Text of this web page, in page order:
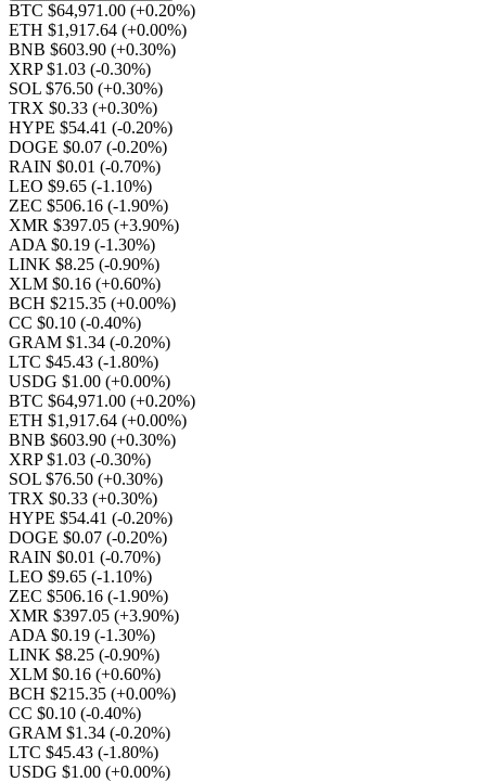
BTC $64,971.00 (+0.20%)
ETH $1,917.64 (+0.00%)
BNB $603.90 (+0.30%)
XRP $1.03 (-0.30%)
SOL $76.50 (+0.30%)
TRX $0.33 (+0.30%)
HYPE $54.41 (-0.20%)
DOGE $0.07 (-0.20%)
RAIN $0.01 (-0.70%)
LEO $9.65 (-1.10%)
ZEC $506.16 (-1.90%)
XMR $397.05 (+3.90%)
ADA $0.19 (-1.30%)
LINK $8.25 (-0.90%)
XLM $0.16 (+0.60%)
BCH $215.35 (+0.00%)
CC $0.10 (-0.40%)
GRAM $1.34 (-0.20%)
LTC $45.43 (-1.80%)
USDG $1.00 (+0.00%)
BTC $64,971.00 (+0.20%)
ETH $1,917.64 (+0.00%)
BNB $603.90 (+0.30%)
XRP $1.03 (-0.30%)
SOL $76.50 (+0.30%)
TRX $0.33 (+0.30%)
HYPE $54.41 (-0.20%)
DOGE $0.07 (-0.20%)
RAIN $0.01 (-0.70%)
LEO $9.65 (-1.10%)
ZEC $506.16 (-1.90%)
XMR $397.05 (+3.90%)
ADA $0.19 (-1.30%)
LINK $8.25 (-0.90%)
XLM $0.16 (+0.60%)
BCH $215.35 (+0.00%)
CC $0.10 (-0.40%)
GRAM $1.34 (-0.20%)
LTC $45.43 (-1.80%)
USDG $1.00 (+0.00%)